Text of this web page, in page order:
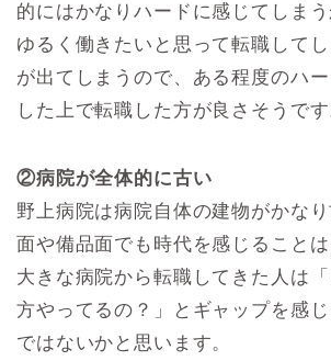
的にはかなりハードに感じてしまう
ゆるく働きたいと思って転職して
が出てしまうので、ある程度のハ
した上で転職した方が良さそうです
②病院が全体的に古い
野上病院は病院自体の建物がかな
面や備品面でも時代を感じることは
大きな病院から転職してきた人は
方やってるの？」とギャップを感
ではないかと思います。